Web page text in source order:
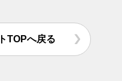
TOPへ戻る